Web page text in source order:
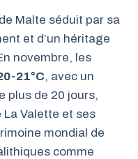
Malte séduit par sa
et d’un héritage
novembre, les
21°C, avec un
plus de 20 jours,
Valette et ses
mondial de
comme